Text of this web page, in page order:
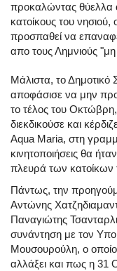
προκαλώντας θύελλα
κατοίκους του
προσπαθεί να
απο τους Λημνιούς
Μάλιστα, το
αποφάσισε να μην
το τέλος του
διεκδικούσε και
Aqua Maria, στη
κινητοποιήσεις θα
πλευρά των κατοίκων
Πάντως, την
Αντώνης
Παναγιώτης
συνάντηση με τον
Μουσουρούλη, ο
αλλάξει και πως η 31